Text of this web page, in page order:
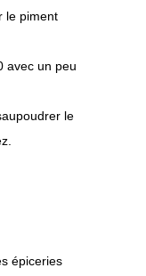
le piment
avec un peu
le
épiceries